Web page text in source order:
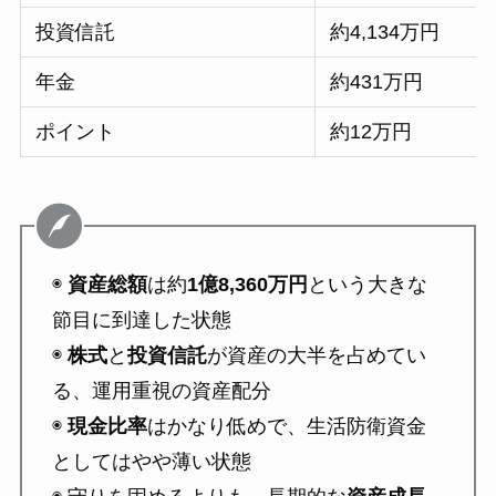
投資信託 約4,134万円
年金 約431万円
ポイント 約12万円
◉ 資産総額は約1億8,360万円 という大きな
節目に到達した状態
◉株式と投資信託が資産の大半を占めてい
る、運用重視の資産配分
◉ 現金比率はかなり低めで、生活防衛資金
としてはやや薄い状態